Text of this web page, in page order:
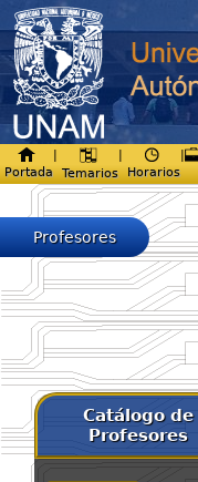
Portada
|
Temarios
|
Horarios
|
Profesores
Catálogo de
Profesores